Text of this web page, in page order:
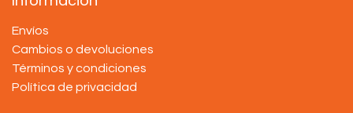
Envíos
Cambios o devoluciones
Términos y condiciones
Política de privacidad